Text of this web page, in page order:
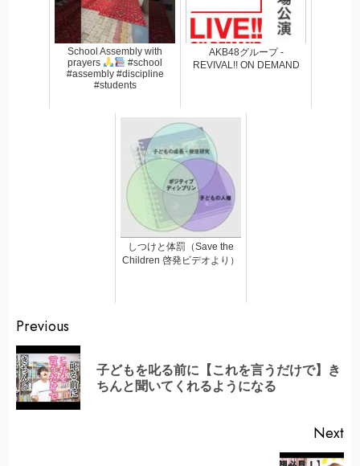
School Assembly with
prayers
#school
#assembly #discipline
#students
AKB48グループ -
REVIVAL!! ON DEMAND
しつけと体罰（Save the
Children 啓発ビデオより）
Continue
Reading
Previous
子どもを叱る前に【これを言うだけで】き
ちんと聞いてくれるようになる
Next